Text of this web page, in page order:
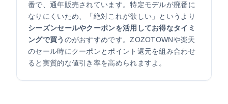
番で、通年販売されています。特定モデルが廃番に
なりにくいため、「絶対これが欲しい」というより
シーズンセールやクーポンを活用してお得なタイミ
ングで買う のがおすすめです。ZOZOTOWNや楽天
のセール時にクーポンとポイント還元を組み合わせ
ると実質的な値引き率を高められますよ。